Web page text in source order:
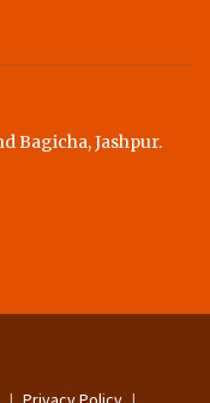
Bagicha, Jashpur.